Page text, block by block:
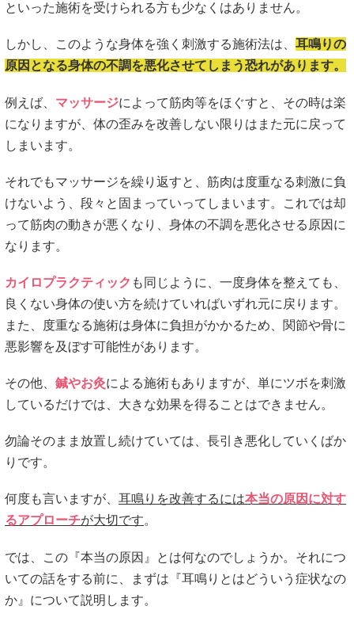
といった施術を受けられる方も少なくはありません。
しかし、このような身体を強く刺激する施術法は、 耳鳴りの
原因となる身体の不調を悪化させてしまう恐れがあります。
例えば、 マッサージによって筋肉等をほぐすと、その時は楽
になりますが、体の歪みを改善しない限りはまた元に戻って
しまいます。
それでもマッサージを繰り返すと、筋肉は度重なる刺激に負
けないよう、段々と固まっていってしまいます。これでは却
って筋肉の動きが悪くなり、身体の不調を悪化させる原因に
なります。
カイロプラクティック も同じように、一度身体を整えても、
良くない身体の使い方を続けていればいずれ元に戻ります。
また、度重なる施術は身体に負担がかかるため、関節や骨に
悪影響を及ぼす可能性があります。
その他、 鍼やお灸による施術もありますが、単にツボを刺激
しているだけでは、大きな効果を得ることはできません。
勿論そのまま放置し続けていては、長引き悪化していくばか
りです。
何度も言いますが、 耳鳴りを改善するには本当の原因に対す
るアプローチが大切です。
では、この『本当の原因』とは何なのでしょうか。それにつ
いての話をする前に、まずは『耳鳴りとはどういう症状なの
か』について説明します。